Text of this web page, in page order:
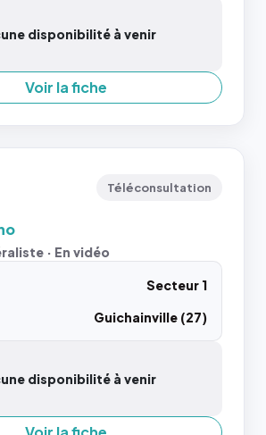
disponibilité à venir
Voir la fiche
Téléconsultation
· En vidéo
Secteur 1
Guichainville (27)
disponibilité à venir